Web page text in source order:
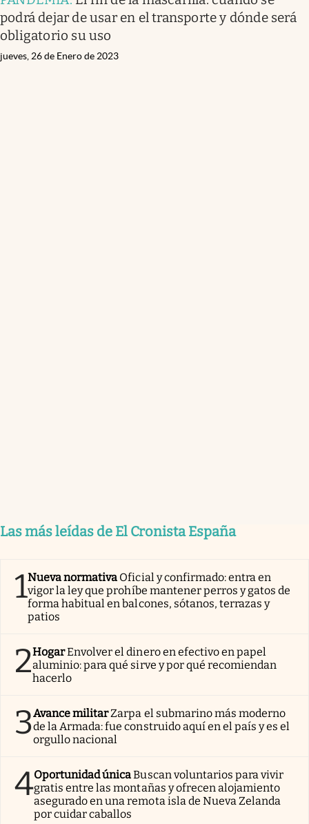
podrá dejar de usar en el transporte y dónde será
obligatorio su uso
jueves, 26 de Enero de 2023
Las más leídas de El Cronista España
1Nueva normativa Oficial y confirmado: entra en
vigor la ley que prohíbe mantener perros y gatos de
forma habitual en balcones, sótanos, terrazas y
patios
2HogarEnvolver el dinero en efectivo en papel
aluminio: para qué sirve y por qué recomiendan
hacerlo
3Avance militarZarpa el submarino más moderno
de la Armada: fue construido aquí en el país y es el
orgullo nacional
4Oportunidad únicaBuscan voluntarios para vivir
gratis entre las montañas y ofrecen alojamiento
asegurado en una remota isla de Nueva Zelanda
por cuidar caballos